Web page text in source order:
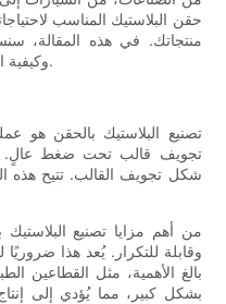
حقن البلاستيك المناسب
منتجاتك. في هذه المقالة،
وكيفية اختيار أفضل مُصنّع لقطع الحقن الدقيقة.
تصنيع البلاستيك بالحقن هو
تجويف قالب تحت ضغط عالٍ. ثم
شكل تجويف القالب. تتيح هذه
من أهم مزايا تصنيع
وقابلة للتكرار. يُعد هذا
بالغ الأهمية، مثل القطاعين
بشكل كبير، مما يُؤدي إلى